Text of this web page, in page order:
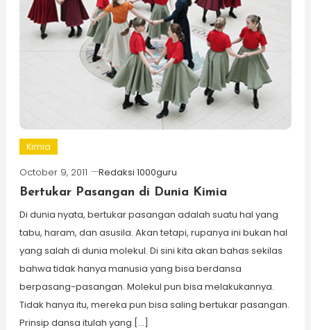
Kimia
October 9, 2011
Redaksi 1000guru
Bertukar Pasangan di Dunia Kimia
Di dunia nyata, bertukar pasangan adalah suatu hal yang
tabu, haram, dan asusila. Akan tetapi, rupanya ini bukan hal
yang salah di dunia molekul. Di sini kita akan bahas sekilas
bahwa tidak hanya manusia yang bisa berdansa
berpasang-pasangan. Molekul pun bisa melakukannya.
Tidak hanya itu, mereka pun bisa saling bertukar pasangan.
Prinsip dansa itulah yang […]